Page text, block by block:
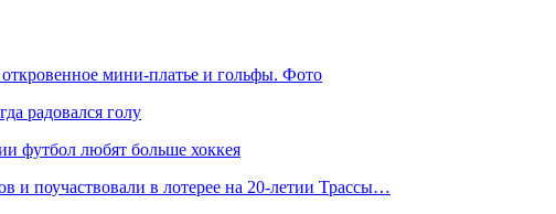
мини-платье и гольфы. Фото
радовался голу
футбол любят больше хоккея
и поучаствовали в лотерее на 20-летии Трассы…